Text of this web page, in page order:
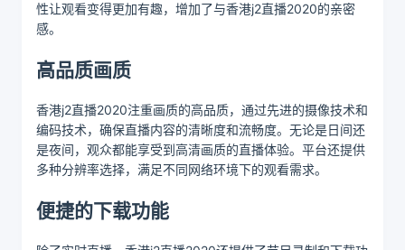
性让观看变得更加有趣，增加了与香港j2直播2020的亲密
感。
高品质画质
香港j2直播2020注重画质的高品质，通过先进的摄像技术和
编码技术，确保直播内容的清晰度和流畅度。无论是日间还
是夜间，观众都能享受到高清画质的直播体验。平台还提供
多种分辨率选择，满足不同网络环境下的观看需求。
便捷的下载功能